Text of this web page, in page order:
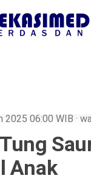
Soal
2025 06:00WIB ·
Anak